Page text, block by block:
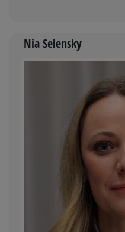
Nia Selensky